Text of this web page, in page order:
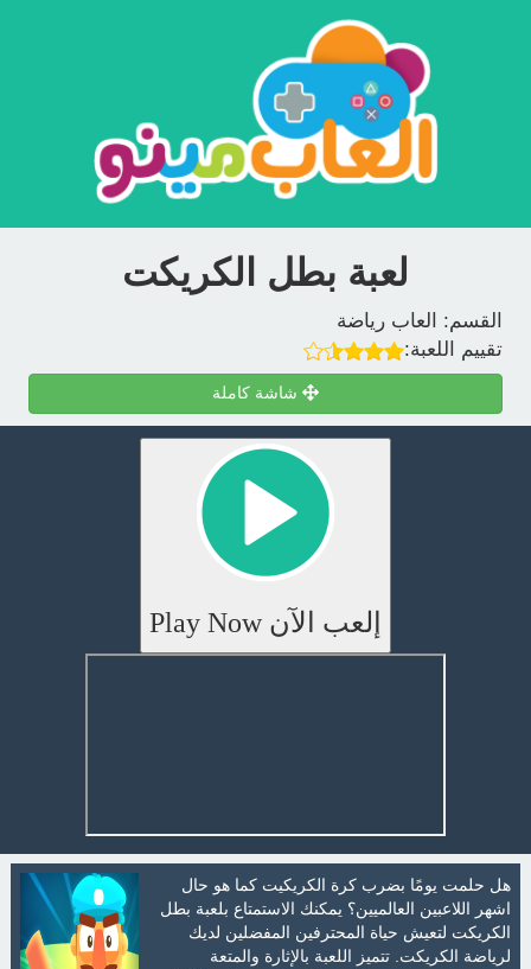
لعبة بطل الكريكت
القسم:
العاب رياضة
تقييم اللعبة:
شاشة كاملة
إلعب الآن Play Now
هل حلمت يومًا بضرب كرة الكريكيت كما هو حال
اشهر اللاعبين العالميين؟ يمكنك الاستمتاع بلعبة بطل
الكريكت لتعيش حياة المحترفين المفضلين لديك
لرياضة الكريكت. تتميز اللعبة بالإثارة والمتعة